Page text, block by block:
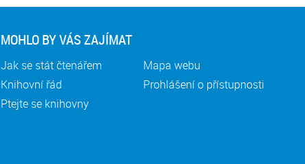
MOHLO BY VÁS ZAJÍMAT
Jak se stát čtenářem
Knihovní řád
Ptejte se knihovny
Mapa webu
Prohlášení o přístupnosti